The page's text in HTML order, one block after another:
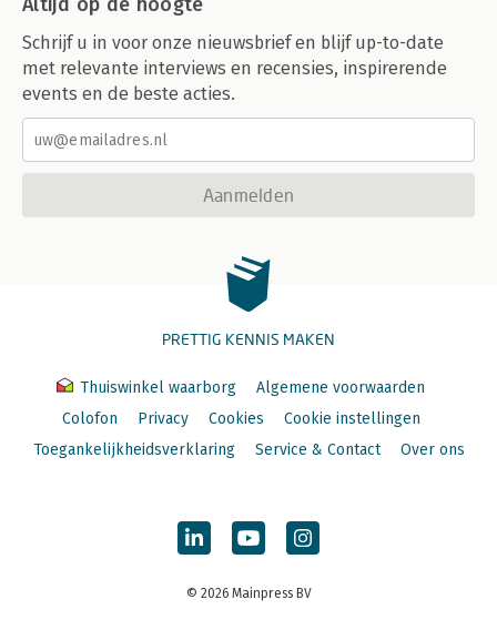
Schrijf u in voor onze nieuwsbrief en blijf up-to-date
met relevante interviews en recensies, inspirerende
events en de beste acties.
Aanmelden
PRETTIG KENNIS MAKEN
Thuiswinkel waarborg
Algemene voorwaarden
Colofon
Privacy Cookies
Cookie instellingen
Toegankelijkheidsverklaring
Service & Contact Over ons
© 2026 Mainpress BV